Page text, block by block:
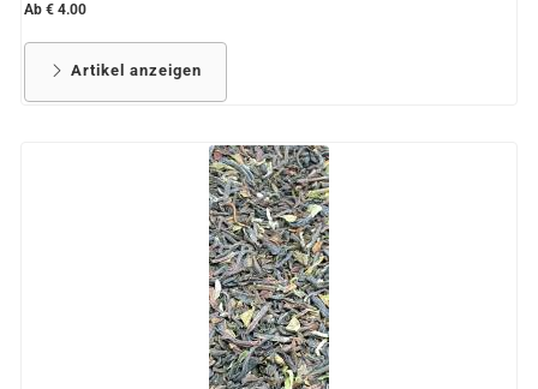
Ab € 4.00
Artikel anzeigen